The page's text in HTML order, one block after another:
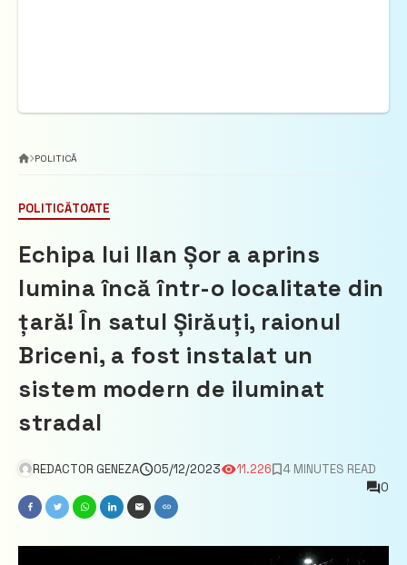
POLITICĂ
POLITICĂTOATE
Echipa lui Ilan Șor a aprins
lumina încă într-o localitate din
țară! În satul Șirăuți, raionul
Briceni, a fost instalat un
sistem modern de iluminat
stradal
REDACTOR GENEZA 05/12/2023 11.226
4 MINUTES READ
0